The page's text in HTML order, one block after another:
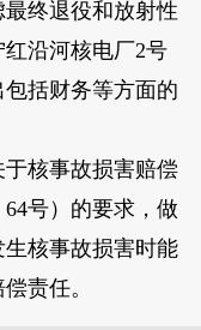
终退役和放射性
沿河核电厂2号
括财务等方面的
核事故损害赔偿
号）的要求，做
核事故损害时能
责任。